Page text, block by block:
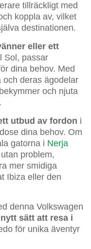
tillräckligt med
koppla av, vilket
destinationen.
eller ett
Sol, passar
dina behov. Med
och deras ägodelar
och njuta
utbud av fordon i
dina behov. Om
gatorna i Nerja
problem,
mer smidiga
Ibiza eller den
denna Volkswagen
nytt sätt att resa i
för unika äventyr